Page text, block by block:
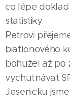
co lépe
statistiky.
Petrovi
biatlonového
bohužel až po
vychutnávat
Jesenicku